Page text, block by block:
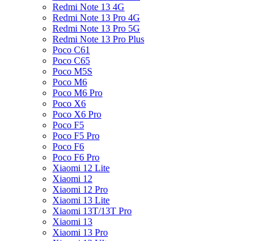
Redmi Note 13 4G
Redmi Note 13 Pro 4G
Redmi Note 13 Pro 5G
Redmi Note 13 Pro Plus
Poco C61
Poco C65
Poco M5S
Poco M6
Poco M6 Pro
Poco X6
Poco X6 Pro
Poco F5
Poco F5 Pro
Poco F6
Poco F6 Pro
Xiaomi 12 Lite
Xiaomi 12
Xiaomi 12 Pro
Xiaomi 13 Lite
Xiaomi 13T/13T Pro
Xiaomi 13
Xiaomi 13 Pro